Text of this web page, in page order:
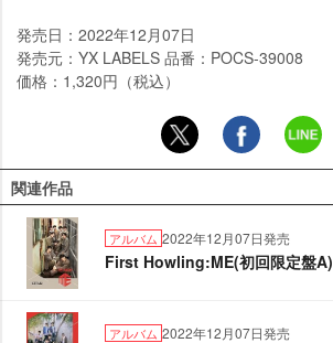
発売日：2022年12月07日
発売元：YX LABELS 品番：POCS-39008
価格：1,320円（税込）
関連作品
アルバム 2022年12月07日発売
First Howling:ME(初回限定盤A)
アルバム 2022年12月07日発売